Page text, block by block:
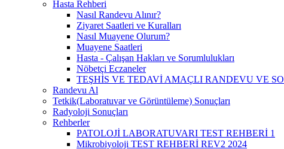
Hasta Rehberi
Nasıl Randevu Alınır?
Ziyaret Saatleri ve Kuralları
Nasıl Muayene Olurum?
Muayene Saatleri
Hasta - Çalışan Hakları ve Sorumlulukları
Nöbetçi Eczaneler
TEŞHİS VE TEDAVİ AMAÇLI RANDEVU VE
Randevu Al
Tetkik(Laboratuvar ve Görüntüleme) Sonuçları
Radyoloji Sonuçları
Rehberler
PATOLOJİ LABORATUVARI TEST REHBERİ 1
Mikrobiyoloji TEST REHBERİ REV2 2024